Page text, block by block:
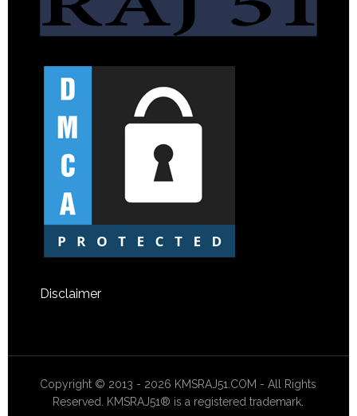
Disclaimer
Copyright © 2013 - 2026 KMSRAJ51.COM - All Rights
Reserved. KMSRAJ51® is a registered trademark.